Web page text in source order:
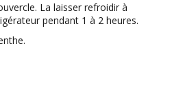
La laisser refroidir à
pendant 1 à 2 heures.